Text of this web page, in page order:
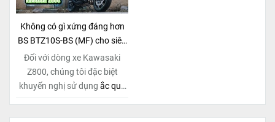
dành riêng cho "chiến mã"
này. Với
công nghệ MF
(Maintenance Free)tiên tiến,
toàn không cần bảo dưỡng.
Không có gì xứng đáng hơn
BS BTZ10S-BS (MF) cho siêu
phẩm Kawasaki Z800!
Đối với dòng xe Kawasaki
Z800, chúng tôi đặc biệt
khuyến nghị sử dụng ắc quy